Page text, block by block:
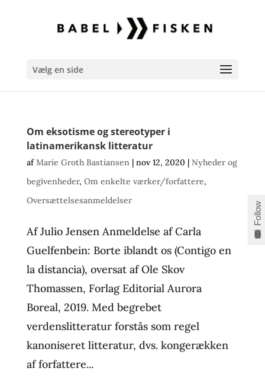
Vælg en side
Om eksotisme og stereotyper i
latinamerikansk litteratur
afMarie Groth Bastiansen| nov 12, 2020 | Nyheder og
begivenheder, Om enkelte værker/forfattere,
Oversættelsesanmeldelser
Af Julio Jensen Anmeldelse af Carla
Guelfenbein: Borte iblandt os (Contigo en
la distancia), oversat af Ole Skov
Thomassen, Forlag Editorial Aurora
Boreal, 2019. Med begrebet
verdenslitteratur forstås som regel
kanoniseret litteratur, dvs. kongerækken
af forfattere...
Follow